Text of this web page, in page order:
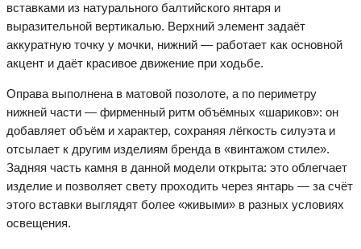
вставками из натурального балтийского янтаря и
выразительной вертикалью. Верхний элемент задаёт
аккуратную точку у мочки, нижний — работает как основной
акцент и даёт красивое движение при ходьбе.
Оправа выполнена в матовой позолоте, а по периметру
нижней части — фирменный ритм объёмных «шариков»: он
добавляет объём и характер, сохраняя лёгкость силуэта и
отсылает к другим изделиям бренда в «винтажом стиле».
Задняя часть камня в данной модели открыта: это облегчает
изделие и позволяет свету проходить через янтарь — за счёт
этого вставки выглядят более «живыми» в разных условиях
освещения.